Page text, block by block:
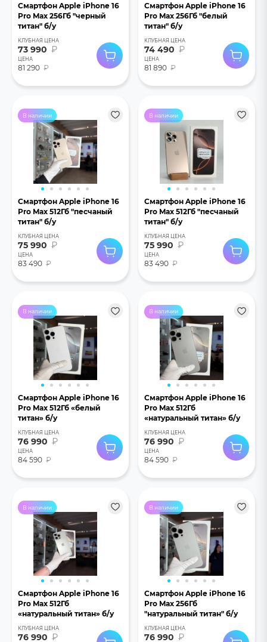
Смартфон Apple iPhone 16
Pro Max 256Гб "черный
титан" б/у
КЛУБНАЯ ЦЕНА
73 990 ₽
ЦЕНА
81 290 ₽
Смартфон Apple iPhone 16
Pro Max 256Гб "белый
титан" б/у
КЛУБНАЯ ЦЕНА
74 490 ₽
ЦЕНА
81 890 ₽
В наличии
Смартфон Apple iPhone 16
Pro Max 512Гб "песчаный
титан" б/у
КЛУБНАЯ ЦЕНА
75 990 ₽
ЦЕНА
83 490 ₽
В наличии
Смартфон Apple iPhone 16
Pro Max 512Гб "песчаный
титан" б/у
КЛУБНАЯ ЦЕНА
75 990 ₽
ЦЕНА
83 490 ₽
В наличии
Смартфон Apple iPhone 16
Pro Max 512Гб «белый
титан» б/у
КЛУБНАЯ ЦЕНА
76 990 ₽
ЦЕНА
84 590 ₽
В наличии
Смартфон Apple iPhone 16
Pro Max 512Гб
«натуральный титан» б/у
КЛУБНАЯ ЦЕНА
76 990 ₽
ЦЕНА
84 590 ₽
В наличии
Смартфон Apple iPhone 16
Pro Max 512Гб
«натуральный титан» б/у
КЛУБНАЯ ЦЕНА
76 990 ₽
В наличии
Смартфон Apple iPhone 16
Pro Max 256Гб
"натуральный титан" б/у
КЛУБНАЯ ЦЕНА
76 990 ₽